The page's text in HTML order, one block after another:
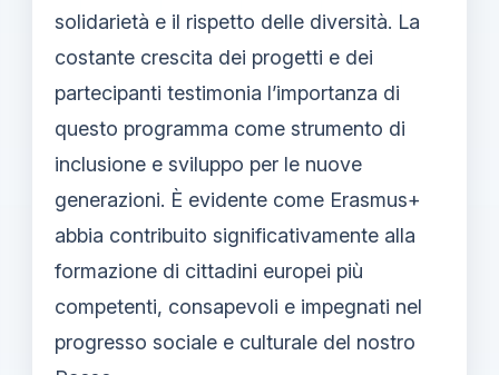
solidarietà e il rispetto delle diversità. La
costante crescita dei progetti e dei
partecipanti testimonia l’importanza di
questo programma come strumento di
inclusione e sviluppo per le nuove
generazioni. È evidente come Erasmus+
abbia contribuito significativamente alla
formazione di cittadini europei più
competenti, consapevoli e impegnati nel
progresso sociale e culturale del nostro